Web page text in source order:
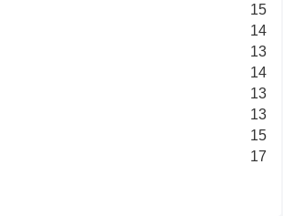
15
14
13
14
13
13
15
17